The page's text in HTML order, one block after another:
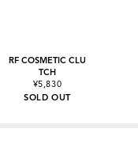
RF COSMETIC CLU
TCH
¥5,830
SOLD OUT